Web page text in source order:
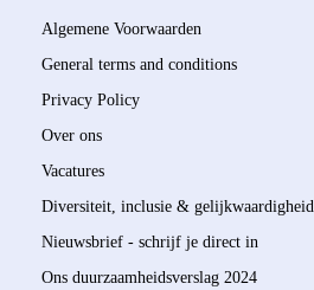
Algemene Voorwaarden
General terms and conditions
Privacy Policy
Over ons
Vacatures
Diversiteit, inclusie & gelijkwaardigheid
Nieuwsbrief - schrijf je direct in
Ons duurzaamheidsverslag 2024